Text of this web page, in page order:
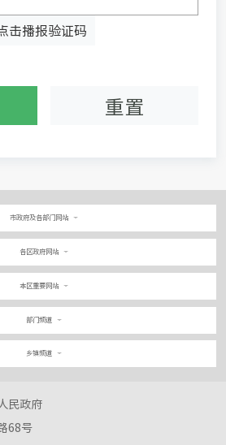
击播报验证码
重置
市政府及各部门网站
各区政府网站
本区重要网站
部门频道
乡镇频道
民政府
68号